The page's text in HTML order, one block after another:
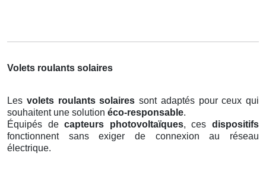
Volets roulants solaires
Les volets roulants solaires sont adaptés pour ceux qui
souhaitent une solution éco-responsable.
Équipés decapteurs photovoltaïques, cesdispositifs
fonctionnent sans exiger de connexion au réseau
électrique.